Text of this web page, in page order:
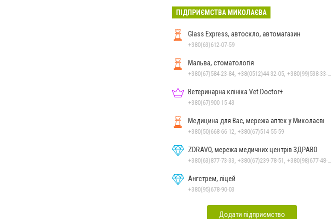
ПІДПРИЄМСТВА МИКОЛАЄВА
Glass Express, автоскло, автомагазин
+380(63)612-07-59
Мальва, стоматологія
Ветеринарна клініка Vet.Doctor+
+380(67)900-15-43
Медицина для Вас, мережа аптек у Миколаєві
+380(50)668-66-12, +380(67)514-55-59
ZDRAVO, мережа медичних центрів ЗДРАВО
Ангстрем, ліцей
+380(95)678-90-03
Додати підприємство